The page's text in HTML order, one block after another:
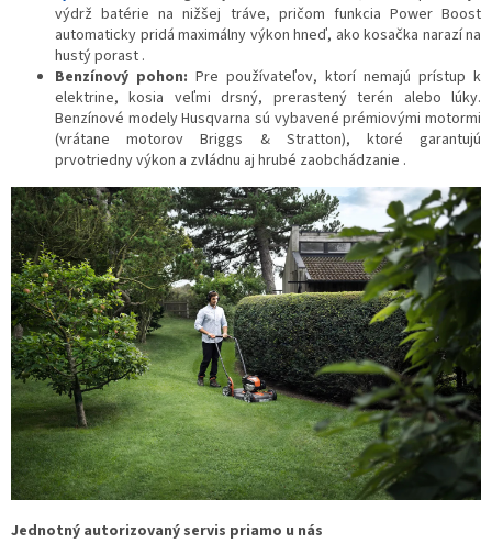
výdrž batérie na nižšej tráve, pričom funkcia Power Boost
automaticky pridá maximálny výkon hneď, ako kosačka narazí na
hustý porast .
Benzínový pohon: Pre používateľov, ktorí nemajú prístup k
elektrine, kosia veľmi drsný, prerastený terén alebo lúky.
Benzínové modely Husqvarna sú vybavené prémiovými motormi
(vrátane motorov Briggs & Stratton), ktoré garantujú
prvotriedny výkon a zvládnu aj hrubé zaobchádzanie .
Jednotný autorizovaný servis priamo u nás